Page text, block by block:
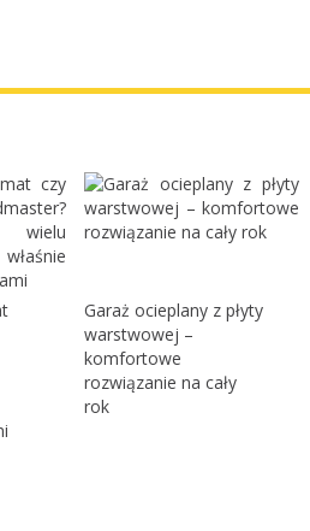
Garaż ocieplany z płyty
warstwowej –
komfortowe
rozwiązanie na cały
rok